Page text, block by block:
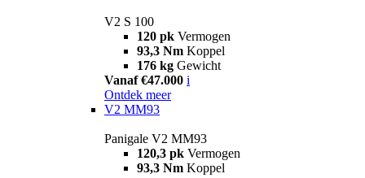
V2 S 100
120 pk Vermogen
93,3 Nm Koppel
176 kg Gewicht
Vanaf €47.000 i
Ontdek meer
V2 MM93
Panigale V2 MM93
120,3 pk Vermogen
93,3 Nm Koppel